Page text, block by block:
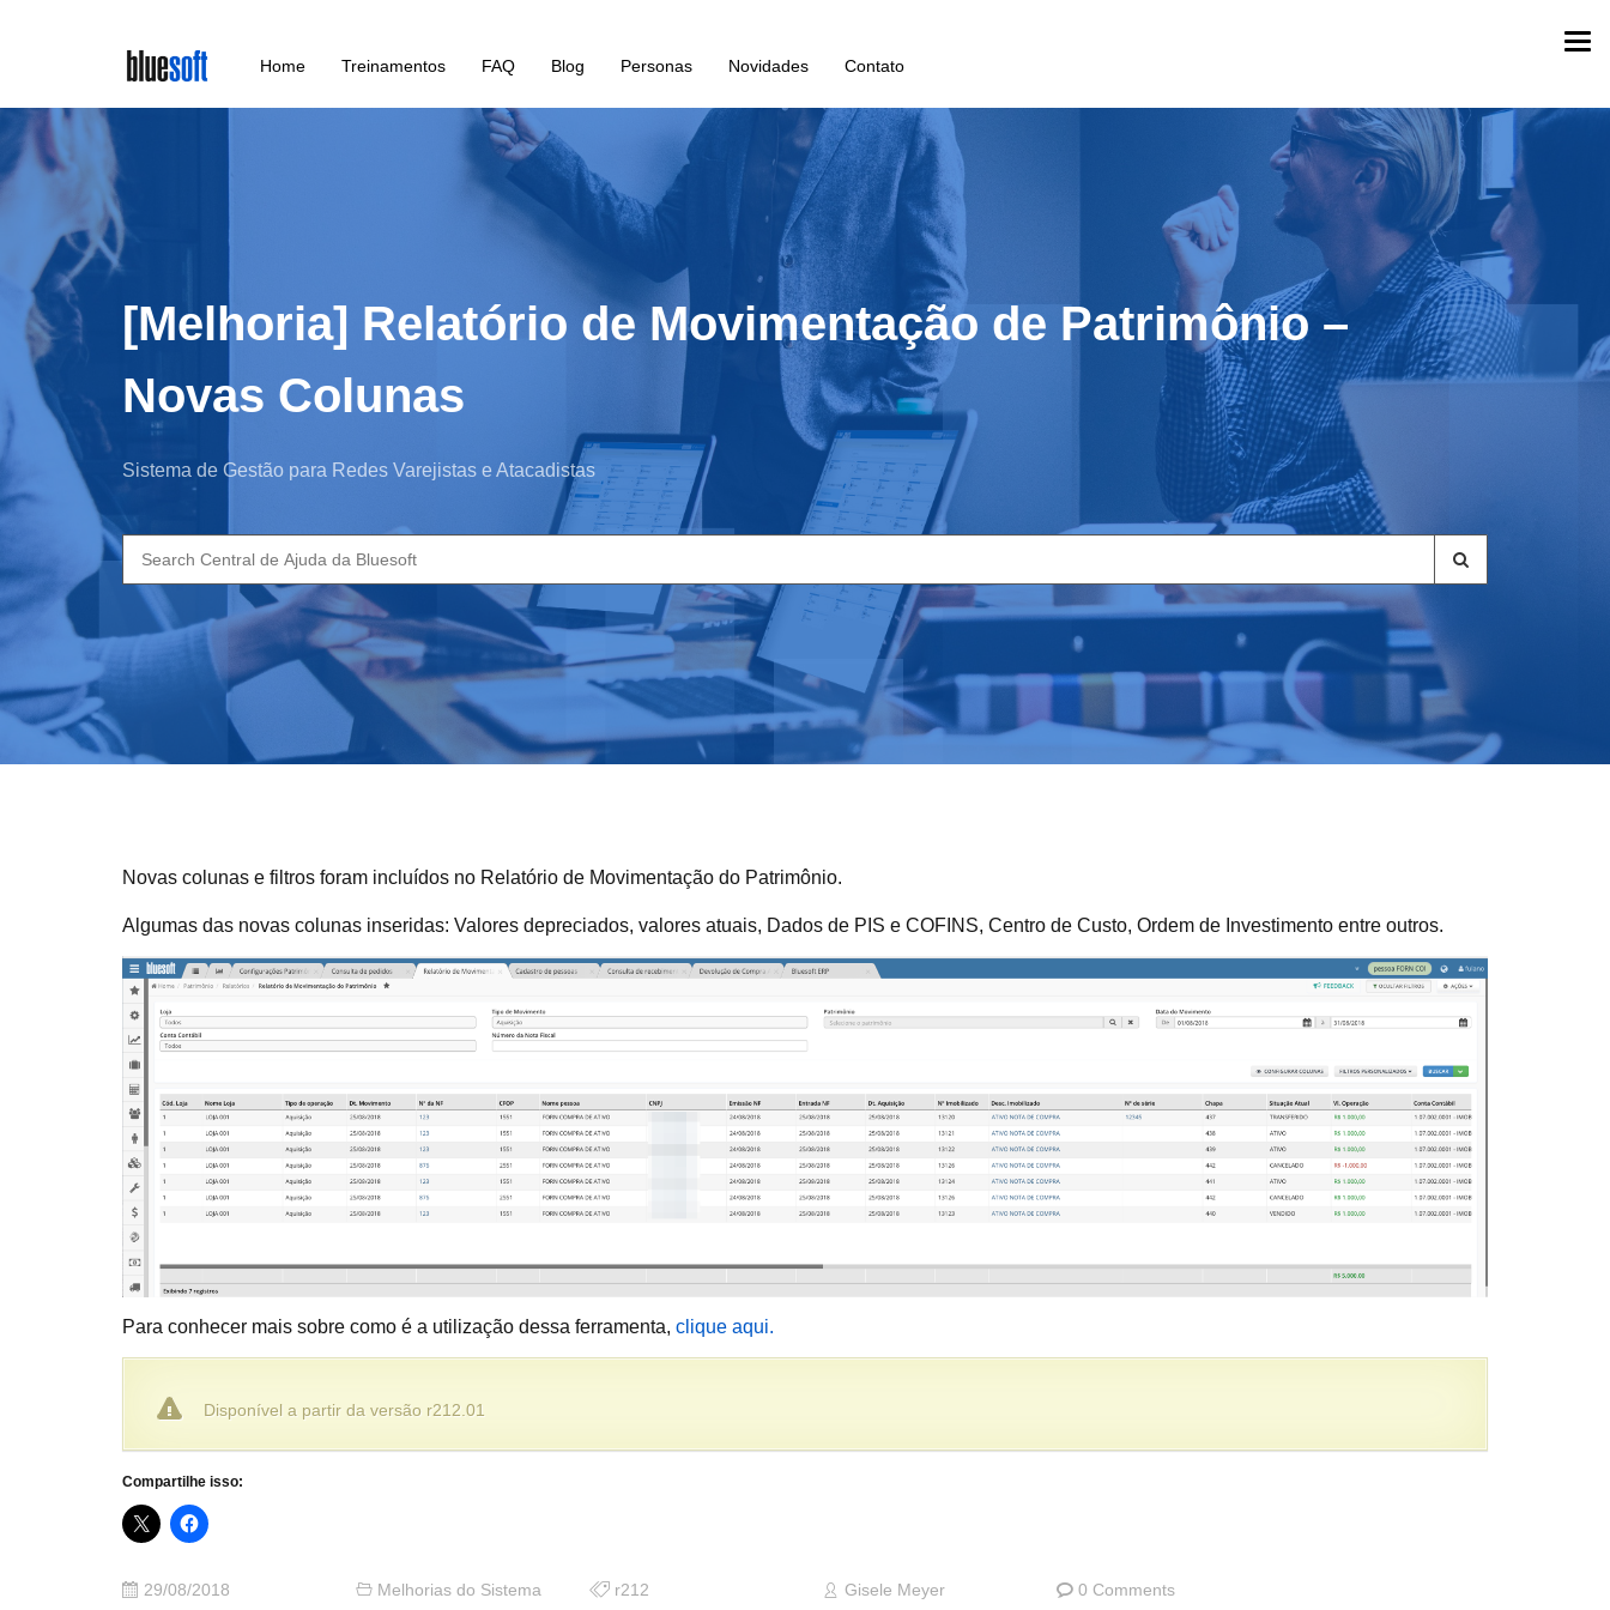
main
content
Home Treinamentos FAQ Blog Personas Novidades Contato
[Melhoria] Relatório de Movimentação de Patrimônio –
Novas Colunas
Sistema de Gestão para Redes Varejistas e Atacadistas
Search
for:
Novas colunas e filtros foram incluídos no Relatório de Movimentação do Patrimônio.
Algumas das novas colunas inseridas: Valores depreciados, valores atuais, Dados de PIS e COFINS, Centro de Custo, Ordem de Investimento entre outros.
Para conhecer mais sobre como é a utilização dessa ferramenta, clique aqui.
Disponível a partir da versão r212.01
Compartilhe isso:
29/08/2018 Melhorias do Sistema r212 Gisele Meyer 0 Comments